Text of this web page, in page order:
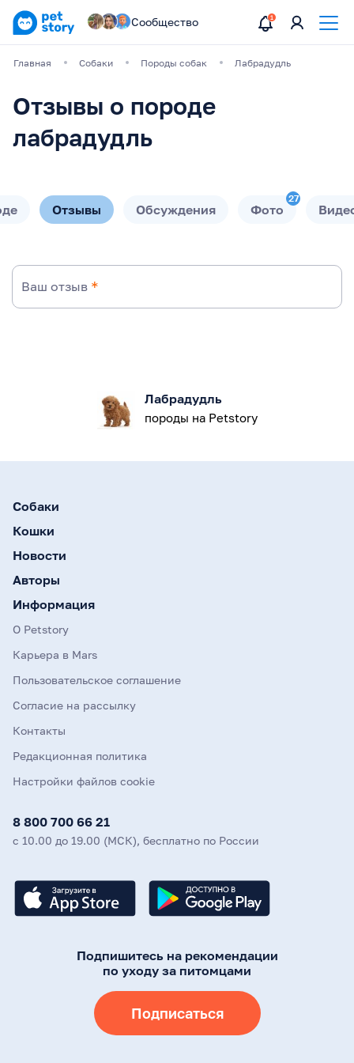
Сообщество
Главная Собаки Породы собак Лабрадудль
Отзывы о породе
лабрадудль
Отзывы Обсуждения Фото
27
Ваш отзыв *
Лабрадудль
породы на Petstory
Собаки
Кошки
Новости
Авторы
Информация
О Petstory
Карьера в Mars
Пользовательское соглашение
Согласие на рассылку
Контакты
Редакционная политика
Настройки файлов cookie
8 800 700 66 21
с 10.00 до 19.00 (МСК), бесплатно по России
Подпишитесь на рекомендации
по уходу за питомцами
Подписаться